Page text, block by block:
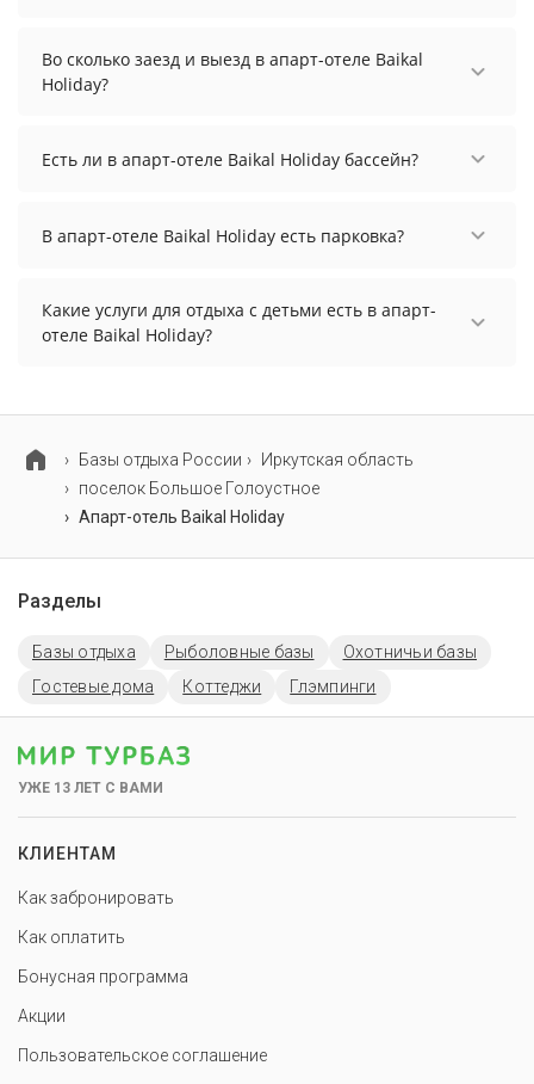
Holiday начинается от 9972 рублей. Чтобы
увидеть актуальные цены на проживание,
выберите нужные даты и количество гостей.
Во сколько заезд и выезд в апарт-отеле Baikal
Holiday?
осуществить до 12:00.
Есть ли в апарт-отеле Baikal Holiday бассейн?
В апарт-отеле Baikal Holiday есть парковка?
уточните информацию перед бронированием у
менеджера, возможно, услуга оплачивается
Какие услуги для отдыха с детьми есть в апарт-
отеле Baikal Holiday?
Базы отдыха России
Иркутская область
поселок Большое Голоустное
Апарт-отель Baikal Holiday
Разделы
Базы отдыха Рыболовные базы
Охотничьи базы
Гостевые дома
Коттеджи Глэмпинги
УЖЕ 13 ЛЕТ С ВАМИ
КЛИЕНТАМ
Как забронировать
Как оплатить
Бонусная программа
Акции
Пользовательское соглашение